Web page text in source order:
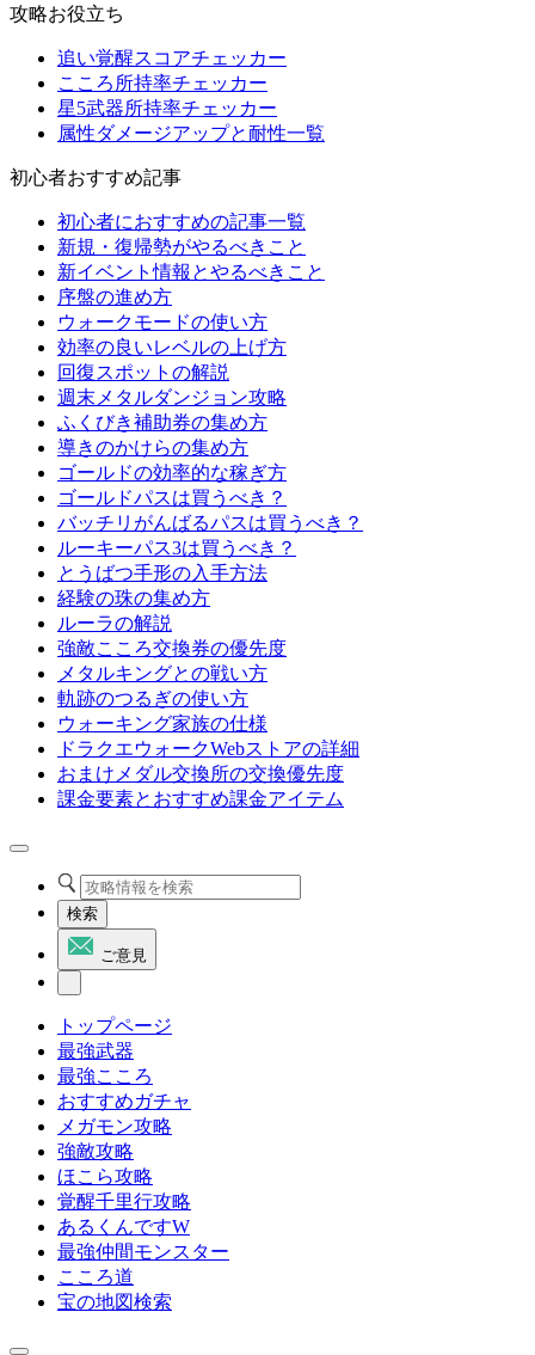
攻略お役立ち
追い覚醒スコアチェッカー
こころ所持率チェッカー
星5武器所持率チェッカー
属性ダメージアップと耐性一覧
初心者おすすめ記事
初心者におすすめの記事一覧
新規・復帰勢がやるべきこと
新イベント情報とやるべきこと
序盤の進め方
ウォークモードの使い方
効率の良いレベルの上げ方
回復スポットの解説
週末メタルダンジョン攻略
ふくびき補助券の集め方
導きのかけらの集め方
ゴールドの効率的な稼ぎ方
ゴールドパスは買うべき？
バッチリがんばるパスは買うべき？
ルーキーパス3は買うべき？
とうばつ手形の入手方法
経験の珠の集め方
ルーラの解説
強敵こころ交換券の優先度
メタルキングとの戦い方
軌跡のつるぎの使い方
ウォーキング家族の仕様
ドラクエウォークWebストアの詳細
おまけメダル交換所の交換優先度
課金要素とおすすめ課金アイテム
検索
ご意見
トップページ
最強武器
最強こころ
おすすめガチャ
メガモン攻略
強敵攻略
ほこら攻略
覚醒千里行攻略
あるくんですW
最強仲間モンスター
こころ道
宝の地図検索